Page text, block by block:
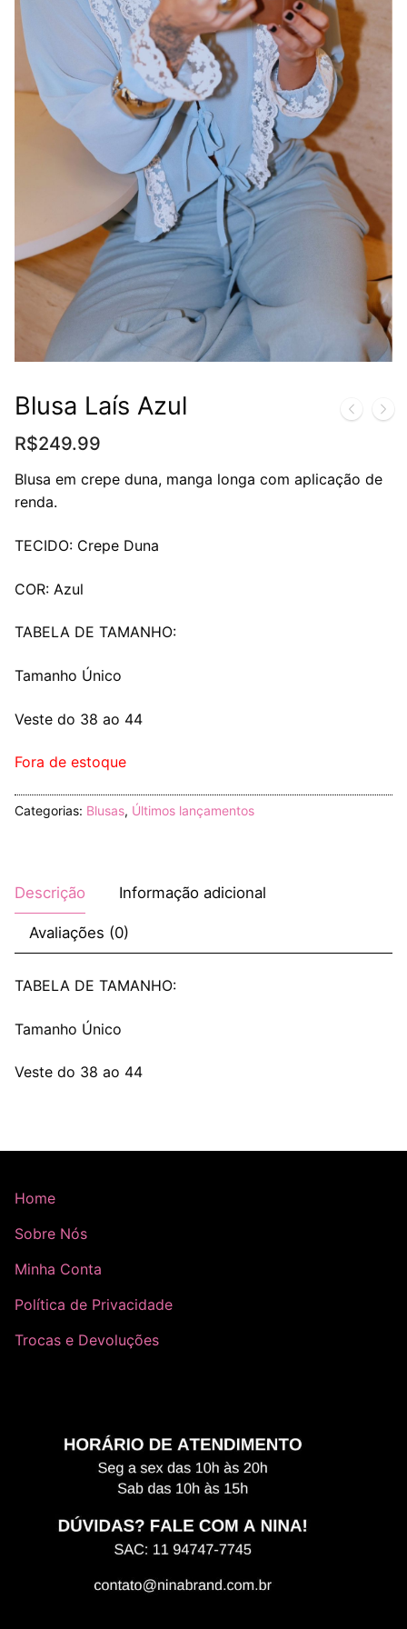
Blusa Laís Azul
R$249.99
Blusa em crepe duna, manga longa com aplicação de
renda.
TECIDO: Crepe Duna
COR: Azul
TABELA DE TAMANHO:
Tamanho Único
Veste do 38 ao 44
Fora de estoque
Categorias: Blusas, Últimos lançamentos
Descrição Informação adicional
Avaliações (0)
TABELA DE TAMANHO:
Tamanho Único
Veste do 38 ao 44
Home
Sobre Nós
Minha Conta
Política de Privacidade
Trocas e Devoluções